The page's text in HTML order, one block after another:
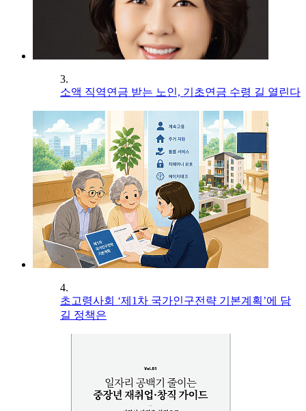
3.
소액 직역연금 받는 노인, 기초연금 수령 길 열린다
4.
초고령사회 ‘제1차 국가인구전략 기본계획’에 담
길 정책은